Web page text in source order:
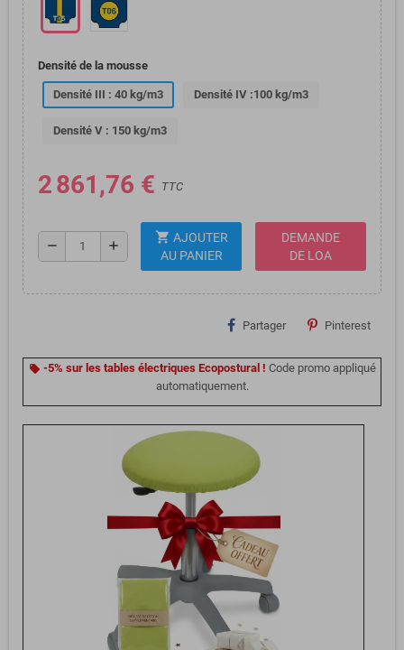
Densité de la mousse
Densité III : 40 kg/m3 Densité IV :100 kg/m3
Densité V : 150 kg/m3
2 861,76 € TTC
remove add
shopping_cart AJOUTER
AU PANIER
DEMANDE
DE LOA
Partager Pinterest
local_offer -5% sur les tables électriques Ecopostural ! Code promo appliqué
automatiquement.